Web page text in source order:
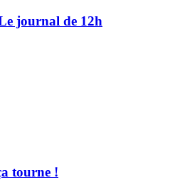
journal de 12h
tourne !